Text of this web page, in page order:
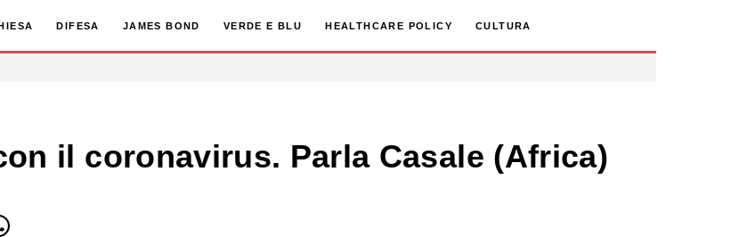
DIFESA JAMES BOND VERDE E BLU HEALTHCARE POLICY CULTURA
il coronavirus. Parla Casale (Africa)